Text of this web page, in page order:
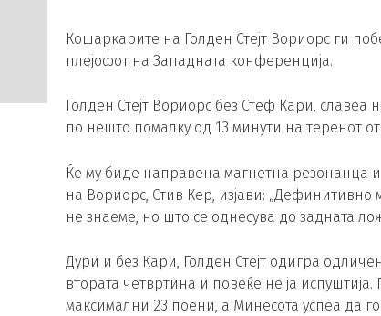
Кошаркарите на Голден Стејт Вориорс ги
плејофот на Западната конференција.
Голден Стејт Вориорс без Стеф Кари,
по нешто помалку од 13 минути на теренот
Ќе му биде направена магнетна резонанца
на Вориорс, Стив Кер, изјави:
не знаеме, но што се однесува до задната
Дури и без Кари, Голден Стејт одигра
втората четвртина и повеќе не ја
максимални 23 поени, а Минесота успеа да